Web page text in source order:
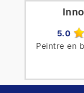
5.0
Peintre en